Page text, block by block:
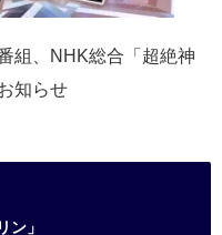
組、
NHK総合「超絶神
知らせ
ン」